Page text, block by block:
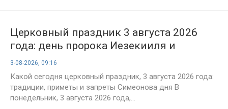
Церковный праздник 3 августа 2026
года: день пророка Иезекииля и
Онуфрия Молчаливого — что можно и
категорически нельзя делать в этот
день
3-08-2026, 09:16
Какой сегодня церковный праздник, 3 августа 2026 года:
традиции, приметы и запреты Симеонова дня В
понедельник, 3 августа 2026 года,...